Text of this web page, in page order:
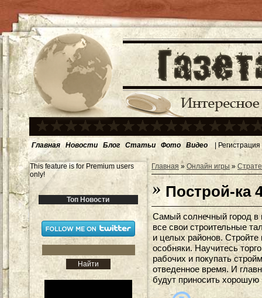
Главная Новости Блог Статьи Фото Видео | Регистрация
This feature is for Premium users
only!
Топ Новости
Главная » Онлайн игры »
Построй-ка
Самый солнечный город в
все свои строительные
и целых районов.
особняки. Научитесь
рабочих и покупать
отведенное время. И
будут приносить